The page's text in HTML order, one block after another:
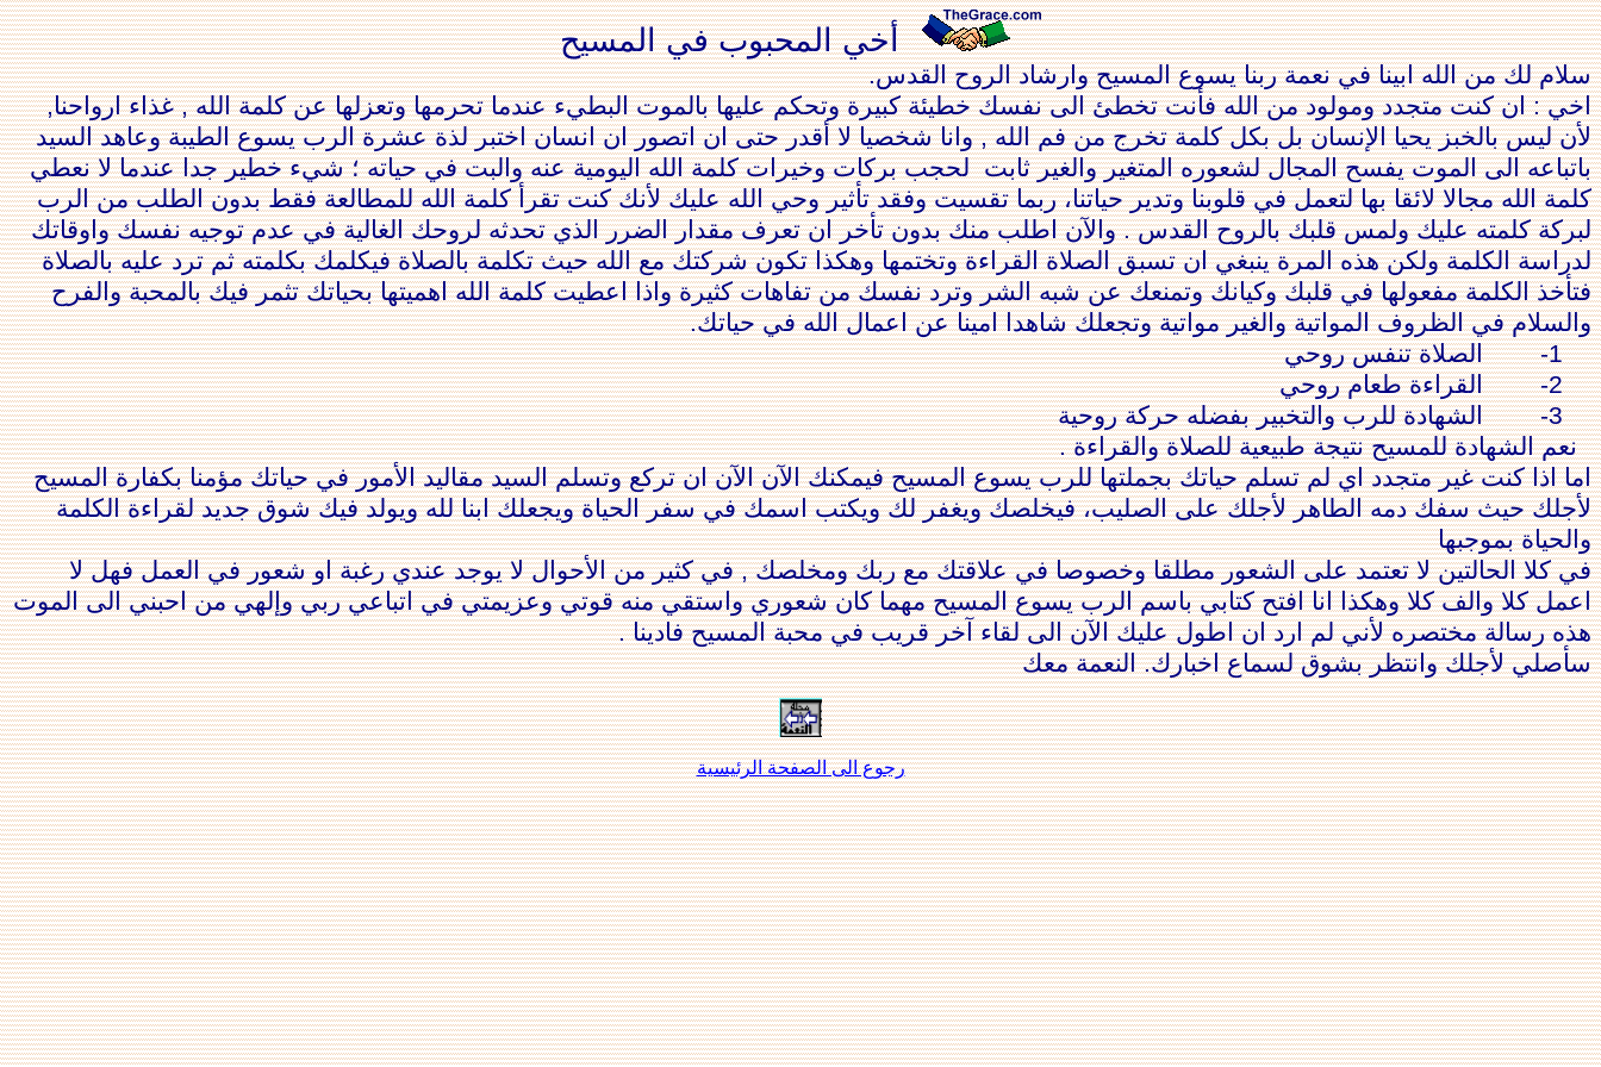
أخي المحبوب في المسيح
سلام لك من الله ابينا في نعمة ربنا يسوع المسيح وارشاد الروح القدس.
اخي : ان كنت متجدد ومولود من الله فأنت تخطئ الى نفسك خطيئة كبيرة وتحكم عليها بالموت البطيء عندما تحرمها وتعزلها عن كلمة الله , غذاء ارواحنا,
لأن ليس بالخبز يحيا الإنسان بل بكل كلمة تخرج من فم الله , وانا شخصيا لا أقدر حتى ان اتصور ان انسان اختبر لذة عشرة الرب يسوع الطيبة وعاهد السيد
باتباعه الى الموت يفسح المجال لشعوره المتغير والغير ثابت لحجب بركات وخيرات كلمة الله اليومية عنه والبت في حياته ؛ شيء خطير جدا عندما لا نعطي
كلمة الله مجالا لائقا بها لتعمل في قلوبنا وتدير حياتنا، ربما تقسيت وفقد تأثير وحي الله عليك لأنك كنت تقرأ كلمة الله للمطالعة فقط بدون الطلب من الرب
لبركة كلمته عليك ولمس قلبك بالروح القدس . والآن اطلب منك بدون تأخر ان تعرف مقدار الضرر الذي تحدثه لروحك الغالية في عدم توجيه نفسك واوقاتك
لدراسة الكلمة ولكن هذه المرة ينبغي ان تسبق الصلاة القراءة وتختمها وهكذا تكون شركتك مع الله حيث تكلمة بالصلاة فيكلمك بكلمته ثم ترد عليه بالصلاة
فتأخذ الكلمة مفعولها في قلبك وكيانك وتمنعك عن شبه الشر وترد نفسك من تفاهات كثيرة واذا اعطيت كلمة الله اهميتها بحياتك تثمر فيك بالمحبة والفرح
والسلام في الظروف المواتية والغير مواتية وتجعلك شاهدا امينا عن اعمال الله في حياتك.
1-
الصلاة تنفس روحي
2-
القراءة طعام روحي
3-
الشهادة للرب والتخبير بفضله حركة روحية
نعم الشهادة للمسيح نتيجة طبيعية للصلاة والقراءة .
اما اذا كنت غير متجدد اي لم تسلم حياتك بجملتها للرب يسوع المسيح فيمكنك الآن الآن ان تركع وتسلم السيد مقاليد الأمور في حياتك مؤمنا بكفارة المسيح
لأجلك حيث سفك دمه الطاهر لأجلك على الصليب، فيخلصك ويغفر لك ويكتب اسمك في سفر الحياة ويجعلك ابنا لله ويولد فيك شوق جديد لقراءة الكلمة
والحياة بموجبها
في كلا الحالتين لا تعتمد على الشعور مطلقا وخصوصا في علاقتك مع ربك ومخلصك , في كثير من الأحوال لا يوجد عندي رغبة او شعور في العمل فهل لا
اعمل كلا والف كلا وهكذا انا افتح كتابي باسم الرب يسوع المسيح مهما كان شعوري واستقي منه قوتي وعزيمتي في اتباعي ربي وإلهي من احبني الى الموت
هذه رسالة مختصره لأني لم ارد ان اطول عليك الآن الى لقاء آخر قريب في محبة المسيح فادينا .
سأصلي لأجلك وانتظر بشوق لسماع اخبارك. النعمة معك
رجوع الى الصفحة الرئيسية